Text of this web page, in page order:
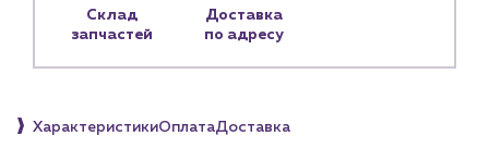
г. Краснодар, ул. Российская, 63
Склад
запчастей
Доставка
по адресу
ХарактеристикиОплатаДоставка